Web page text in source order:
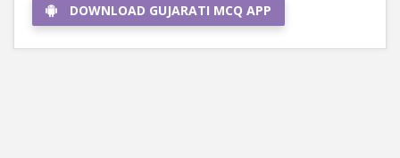
DOWNLOAD GUJARATI MCQ APP